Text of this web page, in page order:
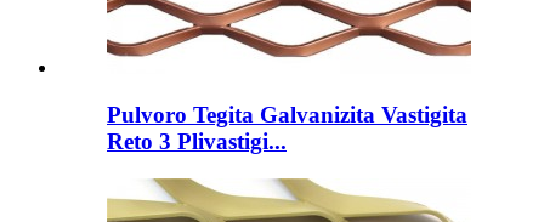
Pulvoro Tegita Galvanizita Vastigita
Reto 3 Plivastigi...